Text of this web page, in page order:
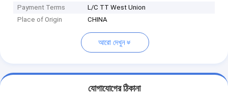
Payment Terms
L/C TT West Union
Place of Origin
CHINA
আরো দেখুন
যোগাযোগের ঠিকানা